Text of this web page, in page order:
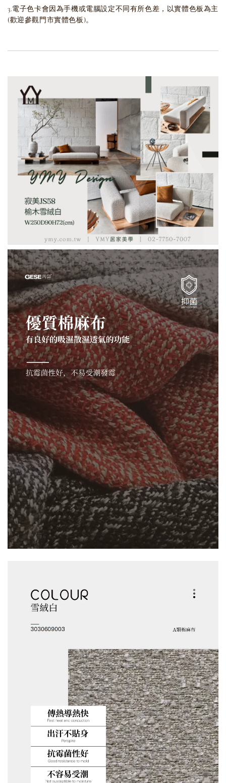
3.電子色卡會因為手機或電腦設定不同有所色差，以實體色板為主
(歡迎參觀門市實體色板)。